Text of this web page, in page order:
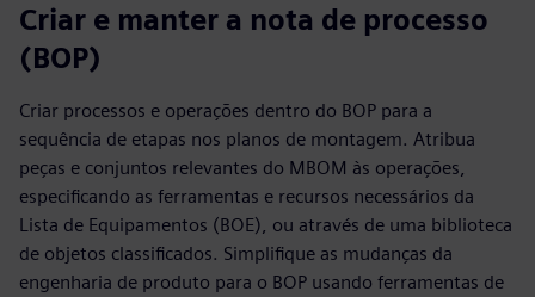
Criar e manter a nota de processo
(BOP)
Criar processos e operações dentro do BOP para a
sequência de etapas nos planos de montagem. Atribua
peças e conjuntos relevantes do MBOM às operações,
especificando as ferramentas e recursos necessários da
Lista de Equipamentos (BOE), ou através de uma biblioteca
de objetos classificados. Simplifique as mudanças da
engenharia de produto para o BOP usando ferramentas de